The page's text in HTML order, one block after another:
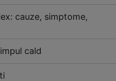
cauze, simptome,
cald